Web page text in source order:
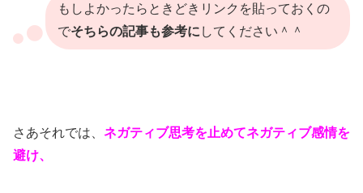
もしよかったらときどきリンクを貼っておくの
でそちらの記事も参考に してください＾＾
さあそれでは、 ネガティブ思考を止めてネガティブ感情を
避け、